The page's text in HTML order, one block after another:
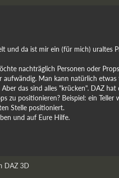
und da ist mir ein (für mich) uraltes
nachträglich Personen oder
aufwändig. Man kann natürlich
das sind alles "krücken". DAZ
zu positionieren? Beispiel: ein
Stelle positioniert.
und auf Eure Hilfe.
DAZ 3D